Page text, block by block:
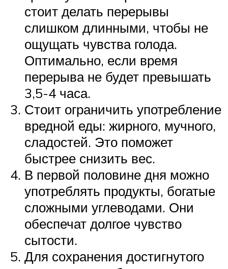
стоит делать перерывы
слишком длинными, чтобы не
ощущать чувства голода.
Оптимально, если время
перерыва не будет превышать
3,5-4 часа.
Стоит ограничить употребление
вредной еды: жирного, мучного,
сладостей. Это поможет
быстрее снизить вес.
В первой половине дня можно
употреблять продукты, богатые
сложными углеводами. Они
обеспечат долгое чувство
сытости.
Для сохранения достигнутого